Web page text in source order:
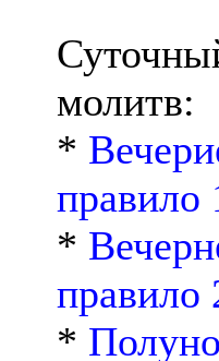
молитв:
*
правило
*
правило
*